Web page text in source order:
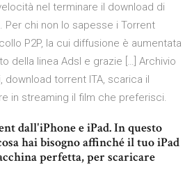
nel terminare il download di
Per chi non lo sapesse i Torrent
P2P, la cui diffusione è aumentata
della linea Adsl e grazie […] Archivio
download torrent ITA, scarica il
in streaming il film che preferisci.
dall'iPhone e iPad. In questo
hai bisogno affinché il tuo iPad
perfetta, per scaricare